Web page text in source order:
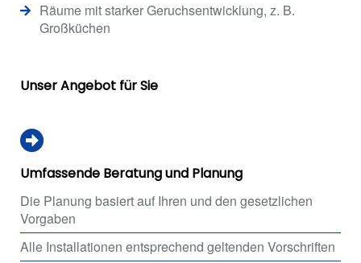
Räume mit starker Geruchsentwicklung, z. B.
Großküchen
Unser Angebot für Sie
Umfassende Beratung und Planung
Die Planung basiert auf Ihren und den gesetzlichen
Vorgaben
Alle Installationen entsprechend geltenden Vorschriften